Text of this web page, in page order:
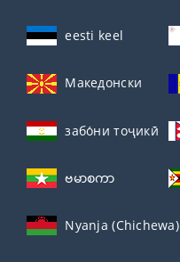
eesti keel
Македонски
забо́ни тоҷикӣ́
ဗမာစကာ
Nyanja (Chichewa)